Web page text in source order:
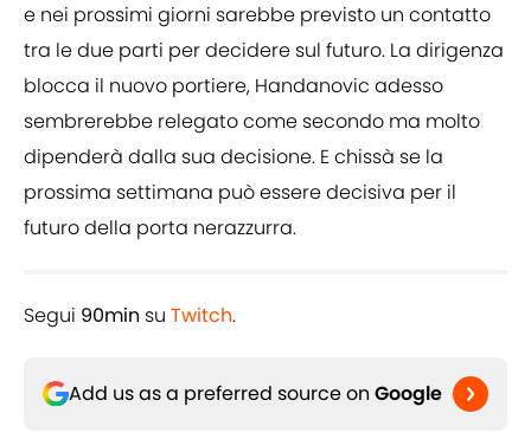
e nei prossimi giorni sarebbe previsto un contatto
tra le due parti per decidere sul futuro. La dirigenza
blocca il nuovo portiere, Handanovic adesso
sembrerebbe relegato come secondo ma molto
dipenderà dalla sua decisione. E chissà se la
prossima settimana può essere decisiva per il
futuro della porta nerazzurra.
Segui 90min su Twitch.
Add us as a preferred source on Google